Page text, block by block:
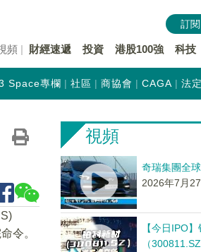
頻 財經速遞 投資 港股100強 科技
訂閱
Space專欄 社區 商協會 CAGA 法
令。
視頻
奇瑞集團全
2026年7月
【今日IPO
（300811.SZ